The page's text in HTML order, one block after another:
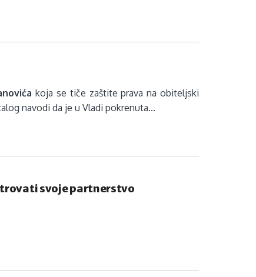
koja se tiče zaštite prava na obiteljski
navodi da je u Vladi pokrenuta...
svoje partnerstvo